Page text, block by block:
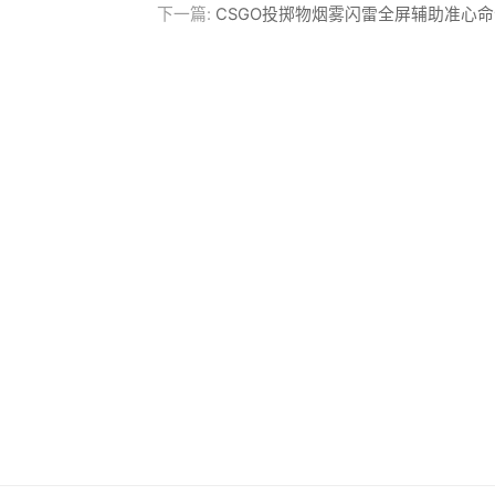
下一篇: CSGO投掷物烟雾闪雷全屏辅助准心